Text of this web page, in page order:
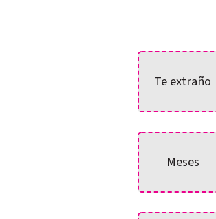
Te extraño
Meses